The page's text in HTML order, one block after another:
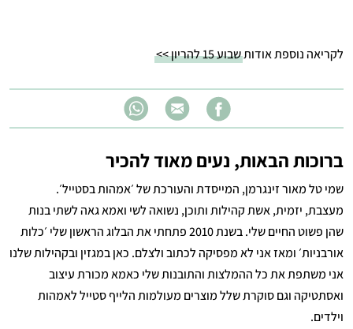
לקריאה נוספת אודותשבוע 15 להריון >>
ברוכות הבאות, נעים מאוד להכיר
שמי טל מאור זינגרמן, המייסדת והעורכת של ׳אמהות בסטייל׳.
מעצבת, יזמית, אשת קהילות ותוכן, נשואה לשי ואמא גאה לשתי בנות
שהן פשוט החיים שלי. בשנת 2010 פתחתי את הבלוג הראשון שלי ׳כלות
אורבניות׳ ומאז אני לא מפסיקה לכתוב ולצלם. כאן במגזין ובקהילות שלנו
אני משתפת את כל ההמלצות והתובנות שלי כאמא מכורת עיצוב
ואסתטיקה וגם סוקרת שלל מוצרים מעולמות הלייף סטייל לאמהות
וילדים.